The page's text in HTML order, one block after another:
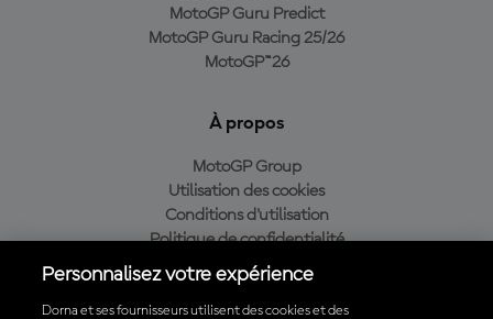
MotoGP Guru Predict
MotoGP Guru Racing 25/26
MotoGP™26
À propos
MotoGP Group
Utilisation des cookies
Conditions d'utilisation
Politique de confidentialité
Politique d’achat
Personnalisez votre expérience
Dorna et ses fournisseurs utilisent des cookies et des